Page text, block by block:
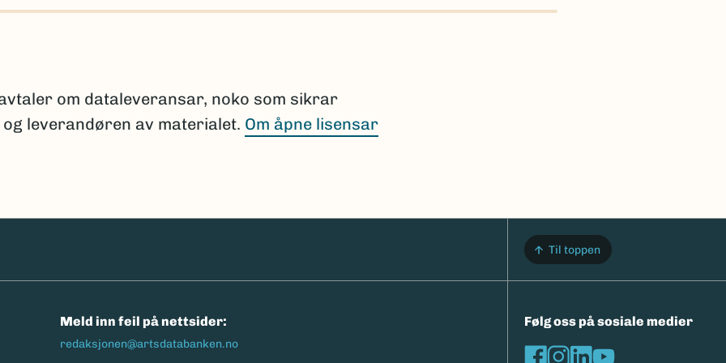
dersom en slik sammenligning ikke er
registrert i Norge.
om dataleveransar, noko som sikrar
leverandøren av materialet. Om åpne lisensar
Til toppen
Meld inn feil på nettsider:
redaksjonen@artsdatabanken.no
Følg oss på sosiale medier